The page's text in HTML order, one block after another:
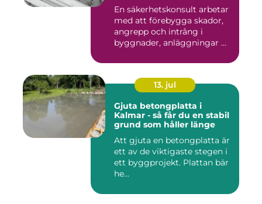
En säkerhetskonsult arbetar
med att förebygga skador,
angrepp och intrång i
byggnader, anläggningar ...
13. jul
Gjuta betongplatta i
Kalmar - så får du en stabil
grund som håller länge
Att gjuta en betongplatta är
ett av de viktigaste stegen i
ett byggprojekt. Plattan bär
he...